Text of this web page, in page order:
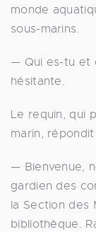
monde
sous-marins.
— Qui es-tu et
hésitante.
Le requin, qui
marin,
— Bienvenue,
gardien des
la Section des
bibliothèque.